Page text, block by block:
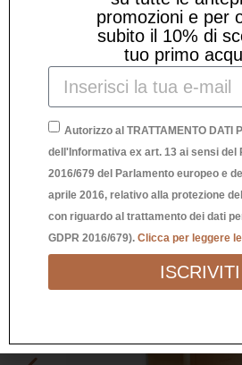
Prodotti
promozioni e per
subito il 10% di
tuo primo
Autorizzo al TRATTAMENTO DATI
dell'Informativa ex art. 13 ai sensi del
2016/679 del Parlamento europeo e
aprile 2016, relativo alla protezione
con riguardo al trattamento dei dati
GDPR 2016/679). Clicca per leggere
ISCRIVITI